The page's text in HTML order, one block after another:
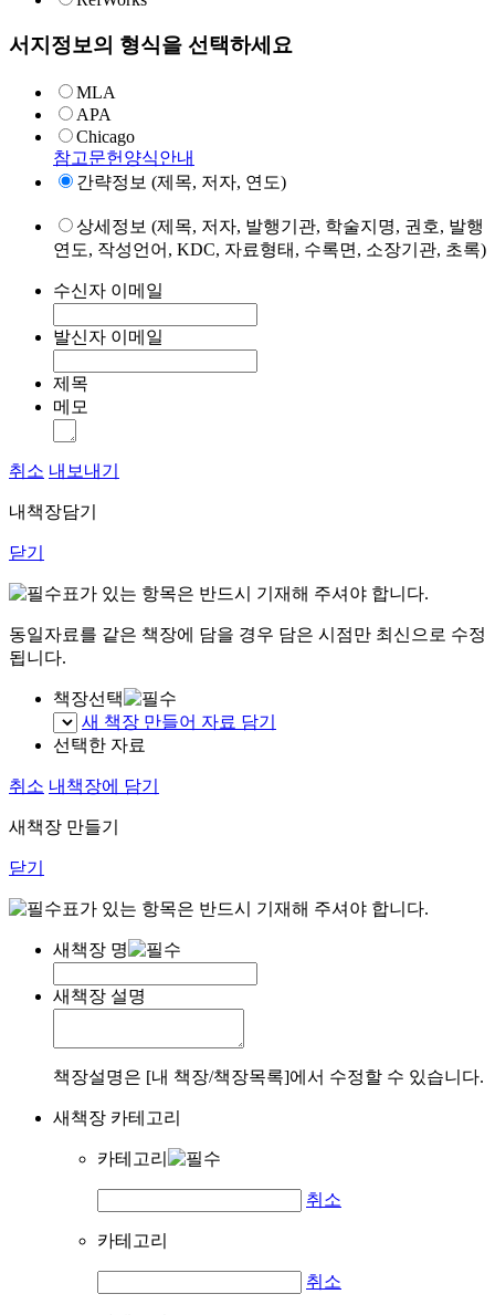
서지정보의 형식을 선택하세요
MLA
APA
Chicago
참고문헌양식안내
간략정보 (제목, 저자, 연도)
상세정보 (제목, 저자, 발행기관, 학술지명, 권호, 발행
연도, 작성언어, KDC, 자료형태, 수록면, 소장기관, 초록)
수신자 이메일
발신자 이메일
제목
메모
취소 내보내기
내책장담기
닫기
표가 있는 항목은 반드시 기재해 주셔야 합니다.
동일자료를 같은 책장에 담을 경우 담은 시점만 최신으로 수정
됩니다.
책장선택
새 책장 만들어 자료 담기
선택한 자료
취소 내책장에 담기
새책장 만들기
닫기
표가 있는 항목은 반드시 기재해 주셔야 합니다.
새책장 명
새책장 설명
책장설명은 [내 책장/책장목록]에서 수정할 수 있습니다.
새책장 카테고리
카테고리
취소
카테고리
취소